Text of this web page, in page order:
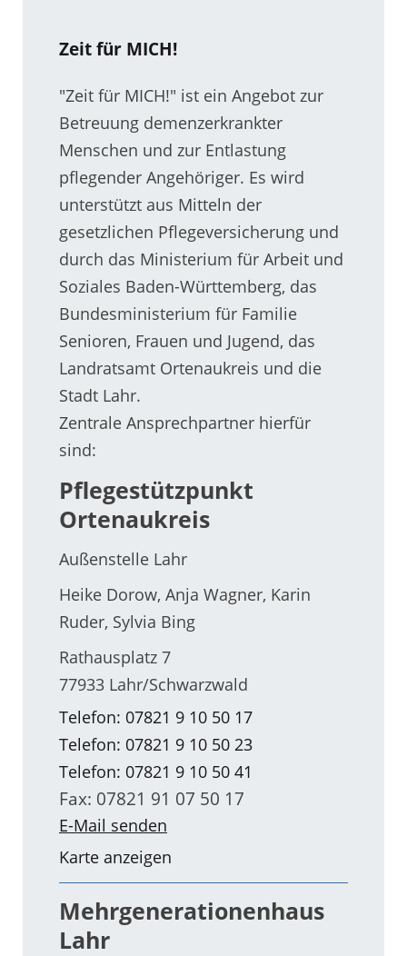
Zeit für MICH!
"Zeit für MICH!" ist ein Angebot zur
Betreuung demenzerkrankter
Menschen und zur Entlastung
pflegender Angehöriger. Es wird
unterstützt aus Mitteln der
gesetzlichen Pflegeversicherung und
durch das Ministerium für Arbeit und
Soziales Baden-Württemberg, das
Bundesministerium für Familie
Senioren, Frauen und Jugend, das
Landratsamt Ortenaukreis und die
Stadt Lahr.
Zentrale Ansprechpartner hierfür
sind:
Pflegestützpunkt
Ortenaukreis
Außenstelle Lahr
Heike Dorow, Anja Wagner, Karin
Ruder, Sylvia Bing
Rathausplatz 7
77933 Lahr/Schwarzwald
Telefon: 07821 9 10 50 17
Telefon: 07821 9 10 50 23
Telefon: 07821 9 10 50 41
Fax: 07821 91 07 50 17
E-Mail senden
Karte anzeigen
Mehrgenerationenhaus
Lahr